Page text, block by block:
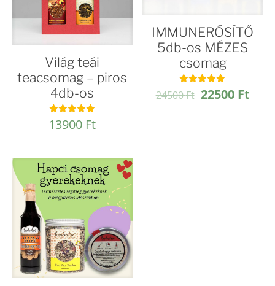
Világ teái
teacsomag – piros
4db-os
Értékelés:
5.00
13900 Ft
IMMUNERŐSÍTŐ
5db-os MÉZES
csomag
Értékelés:
5.00
24500Ft Original
22500 Ft